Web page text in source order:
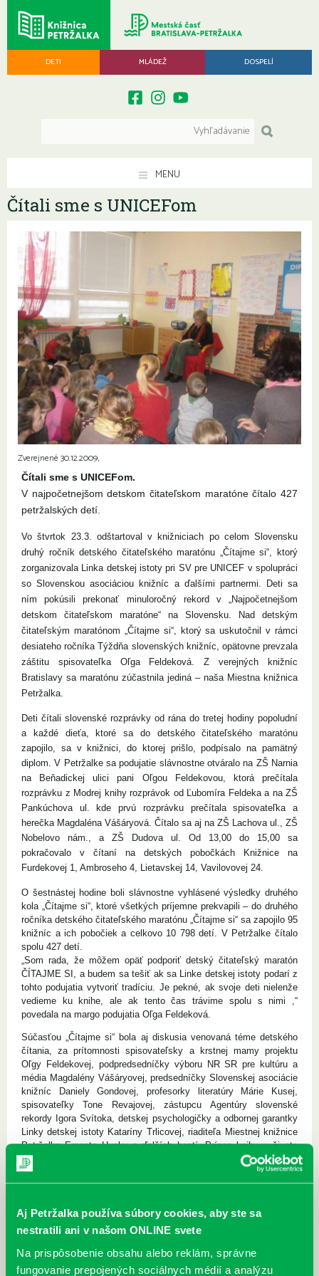
Aj Petržalka používa súbory cookies, aby ste sa
nestratili ani v našom ONLINE svete
Na prispôsobenie obsahu alebo reklám, správne
fungovanie prepojených sociálnych médií a analýzu
DETI MLÁDEŽ DOSPELÍ
MENU
Čítali sme s UNICEFom
Zverejnené 30.12.2009,
Čítali sme s UNICEFom.
V najpočetnejšom detskom čitateľskom maratóne čítalo 427
petržalských detí.
Vo štvrtok 23.3. odštartoval v knižniciach po celom Slovensku
druhý ročník detského čitateľského maratónu „Čítajme si“, ktorý
zorganizovala Linka detskej istoty pri SV pre UNICEF v spolupráci
so Slovenskou asociáciou knižníc a ďalšími partnermi. Deti sa
ním pokúsili prekonať minuloročný rekord v „Najpočetnejšom
detskom čitateľskom maratóne“ na Slovensku. Nad detským
čitateľským maratónom „Čítajme si“, ktorý sa uskutočnil v rámci
desiateho ročníka Týždňa slovenských knižníc, opätovne prevzala
záštitu spisovateľka Oľga Feldeková. Z verejných knižníc
Bratislavy sa maratónu zúčastnila jediná – naša Miestna knižnica
Petržalka.
Deti čítali slovenské rozprávky od rána do tretej hodiny popoludní
a každé dieťa, ktoré sa do detského čitateľského maratónu
zapojilo, sa v knižnici, do ktorej prišlo, podpísalo na pamätný
diplom. V Petržalke sa podujatie slávnostne otváralo na ZŠ Narnia
na Beňadickej ulici pani Oľgou Feldekovou, ktorá prečítala
rozprávku z Modrej knihy rozprávok od Ľubomíra Feldeka a na ZŠ
Pankúchova ul. kde prvú rozprávku prečítala spisovateľka a
herečka Magdaléna Vášáryová. Čítalo sa aj na ZŠ Lachova ul., ZŠ
Nobelovo nám., a ZŠ Dudova ul. Od 13,00 do 15,00 sa
pokračovalo v čítaní na detských pobočkách Knižnice na
Furdekovej 1, Ambroseho 4, Lietavskej 14, Vavilovovej 24.
O šestnástej hodine boli slávnostne vyhlásené výsledky druhého
kola „Čítajme si“, ktoré všetkých príjemne prekvapili – do druhého
ročníka detského čitateľského maratónu „Čítajme si“ sa zapojilo 95
knižníc a ich pobočiek a celkovo 10 798 detí. V Petržalke čítalo
spolu 427 detí.
„Som rada, že môžem opäť podporiť detský čitateľský maratón
ČÍTAJME SI, a budem sa tešiť ak sa Linke detskej istoty podarí z
tohto podujatia vytvoriť tradíciu. Je pekné, ak svoje deti nielenže
vedieme ku knihe, ale ak tento čas trávime spolu s nimi ,“
povedala na margo podujatia Oľga Feldeková.
Súčasťou „Čítajme si“ bola aj diskusia venovaná téme detského
čítania, za prítomnosti spisovateľsky a krstnej mamy projektu
Oľgy Feldekovej, podpredsedníčky výboru NR SR pre kultúru a
média Magdalény Vášáryovej, predsedníčky Slovenskej asociácie
knižníc Daniely Gondovej, profesorky literatúry Márie Kusej,
spisovateľky Tone Revajovej, zástupcu Agentúry slovenské
rekordy Igora Svítoka, detskej psychologičky a odbornej garantky
Linky detskej istoty Kataríny Trlicovej, riaditeľa Miestnej knižnice
Petržalka Ernesta Husku a ďalších hostí. Prínos knihy v živote
detského čitateľa zhrnula detská psychologička Katarína Trlicová
nasledovne: „
Čítanie vytvára pre dieťa intimitu, kedy je samo s
hrdinami knihy a nikto neovplyvňuje jeho prežívanie. Zároveň
verbálny prejav. U dieťaťa, ktoré veľa číta je predpoklad, že sa
dokáže ľahšie vyjadrovať, lepšie reprodukuje a je komunikatívne
Linka detskej istoty a zapojené knižnice aj tento rok spojili deti